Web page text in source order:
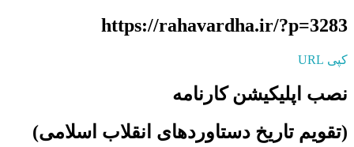
https://rahavardha.ir/?p=3283
کپی URL
نصب اپلیکیشن کارنامه
(تقویم تاریخ دستاوردهای انقلاب اسلامی​)